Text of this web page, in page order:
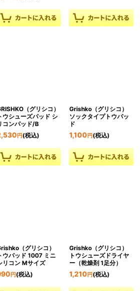
（グリシコ）
ウシューズパッド シ
コンパッド/B
円(税込)
Grishko（グリシコ）
ソックタイプトウパッ
ド
1,100 円(税込)
（グリシコ）
ウパッド 1007 ミニ
リコン Mサイズ
円(税込)
Grishko（グリシコ）
トウシューズドライヤ
ー（乾燥剤 1足分）
1,210 円(税込)